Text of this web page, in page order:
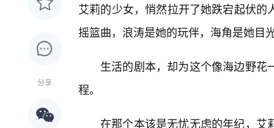
分享
艾莉的少女，悄然拉开了她跌宕起伏
摇篮曲，浪涛是她的玩伴，海角是她目
生活的剧本，却为这个像海边野
程。
在那个本该是无忧无虑的年纪，艾